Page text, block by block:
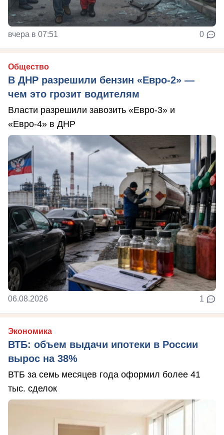
вчера в 07:51 0
Общество
В ДНР разрешили бензин «Евро-2» —
чем это грозит водителям
Власти разрешили завозить «Евро-3» и
«Евро-4» в ДНР
06.08.2026 1
Экономика
ВТБ: объем выдачи ипотеки в России
вырос на 38%
ВТБ за семь месяцев года оформил более 41
тыс. сделок